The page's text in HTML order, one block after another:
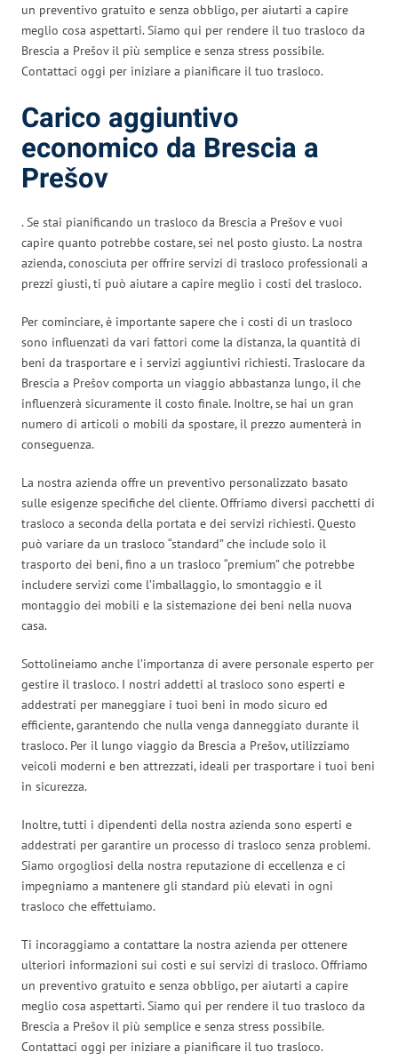
un preventivo gratuito e senza obbligo, per aiutarti a capire
meglio cosa aspettarti. Siamo qui per rendere il tuo trasloco da
Brescia a Prešov il più semplice e senza stress possibile.
Contattaci oggi per iniziare a pianificare il tuo trasloco.
Carico aggiuntivo
economico da Brescia a
Prešov
. Se stai pianificando un trasloco da Brescia a Prešov e vuoi
capire quanto potrebbe costare, sei nel posto giusto. La nostra
azienda, conosciuta per offrire servizi di trasloco professionali a
prezzi giusti, ti può aiutare a capire meglio i costi del trasloco.
Per cominciare, è importante sapere che i costi di un trasloco
sono influenzati da vari fattori come la distanza, la quantità di
beni da trasportare e i servizi aggiuntivi richiesti. Traslocare da
Brescia a Prešov comporta un viaggio abbastanza lungo, il che
influenzerà sicuramente il costo finale. Inoltre, se hai un gran
numero di articoli o mobili da spostare, il prezzo aumenterà in
conseguenza.
La nostra azienda offre un preventivo personalizzato basato
sulle esigenze specifiche del cliente. Offriamo diversi pacchetti di
trasloco a seconda della portata e dei servizi richiesti. Questo
può variare da un trasloco “standard” che include solo il
trasporto dei beni, fino a un trasloco “premium” che potrebbe
includere servizi come l’imballaggio, lo smontaggio e il
montaggio dei mobili e la sistemazione dei beni nella nuova
casa.
Sottolineiamo anche l’importanza di avere personale esperto per
gestire il trasloco. I nostri addetti al trasloco sono esperti e
addestrati per maneggiare i tuoi beni in modo sicuro ed
efficiente, garantendo che nulla venga danneggiato durante il
trasloco. Per il lungo viaggio da Brescia a Prešov, utilizziamo
veicoli moderni e ben attrezzati, ideali per trasportare i tuoi beni
in sicurezza.
Inoltre, tutti i dipendenti della nostra azienda sono esperti e
addestrati per garantire un processo di trasloco senza problemi.
Siamo orgogliosi della nostra reputazione di eccellenza e ci
impegniamo a mantenere gli standard più elevati in ogni
trasloco che effettuiamo.
Ti incoraggiamo a contattare la nostra azienda per ottenere
ulteriori informazioni sui costi e sui servizi di trasloco. Offriamo
un preventivo gratuito e senza obbligo, per aiutarti a capire
meglio cosa aspettarti. Siamo qui per rendere il tuo trasloco da
Brescia a Prešov il più semplice e senza stress possibile.
Contattaci oggi per iniziare a pianificare il tuo trasloco.